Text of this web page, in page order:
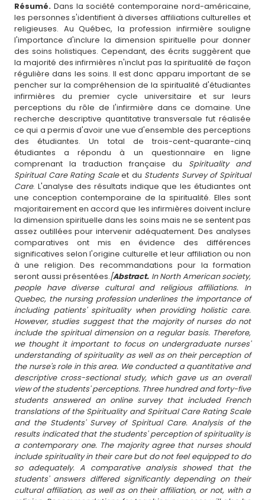
Résumé. Dans la société contemporaine nord-américaine,
les personnes s'identifient à diverses affiliations culturelles et
religieuses. Au Québec, la profession infirmière souligne
l'importance d'inclure la dimension spirituelle pour donner
des soins holistiques. Cependant, des écrits suggèrent que
la majorité des infirmières n'inclut pas la spiritualité de façon
régulière dans les soins. Il est donc apparu important de se
pencher sur la compréhension de la spiritualité d'étudiantes
infirmières du premier cycle universitaire et sur leurs
perceptions du rôle de l'infirmière dans ce domaine. Une
recherche descriptive quantitative transversale fut réalisée
ce qui a permis d'avoir une vue d'ensemble des perceptions
des étudiantes. Un total de trois-cent-quarante-cinq
étudiantes a répondu à un questionnaire en ligne
comprenant la traduction française du Spirituality and
Spiritual Care Rating Scaleet du Students Survey of Spiritual
Care. L'analyse des résultats indique que les étudiantes ont
une conception contemporaine de la spiritualité. Elles sont
majoritairement en accord que les infirmières doivent inclure
la dimension spirituelle dans les soins mais ne se sentent pas
assez outillées pour intervenir adéquatement. Des analyses
comparatives ont mis en évidence des différences
significatives selon l'origine culturelle et leur affiliation ou non
à une religion. Des recommandations pour la formation
seront aussi présentées.[Abstract. In North American society,
people have diverse cultural and religious affiliations. In
Quebec, the nursing profession underlines the importance of
including patients' spirituality when providing holistic care.
However, studies suggest that the majority of nurses do not
include the spiritual dimension on a regular basis. Therefore,
we thought it important to focus on undergraduate nurses'
understanding of spirituality as well as on their perception of
the nurse's role in this area. We conducted a quantitative and
descriptive cross-sectional study, which gave us an overall
view of the students' perceptions. Three hundred and forty-five
students answered an online survey that included French
translations of the Spirituality and Spiritual Care Rating Scale
and the Students' Survey of Spiritual Care. Analysis of the
results indicated that the students' perception of spirituality is
a contemporary one. The majority agree that nurses should
include spirituality in their care but do not feel equipped to do
so adequately. A comparative analysis showed that the
students' answers differed significantly depending on their
cultural affiliation, as well as on their affiliation, or not, with a